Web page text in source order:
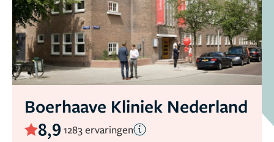
Boerhaave Kliniek Nederland
8,9 1283 ervaringen